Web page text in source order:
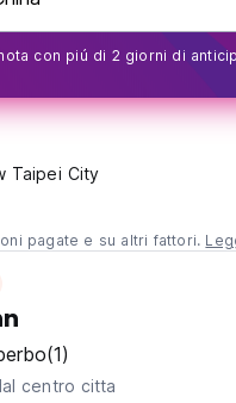
con piú di 2 giorni di
Taipei City
pagate e su altri fattori.
(1)
centro citta